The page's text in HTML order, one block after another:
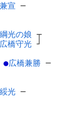
宣 ─
光の娘 ┬
広橋守光 ┘
●広橋兼勝 ─
光 ─